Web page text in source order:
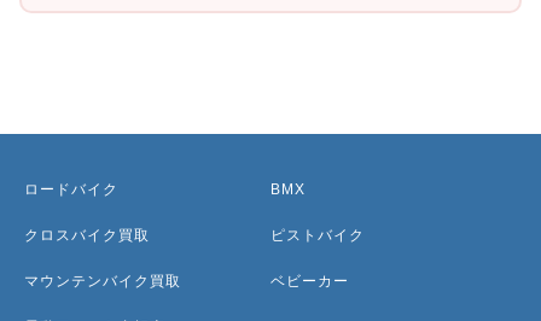
ロードバイク
クロスバイク買取
マウンテンバイク買取
BMX
ピストバイク
ベビーカー